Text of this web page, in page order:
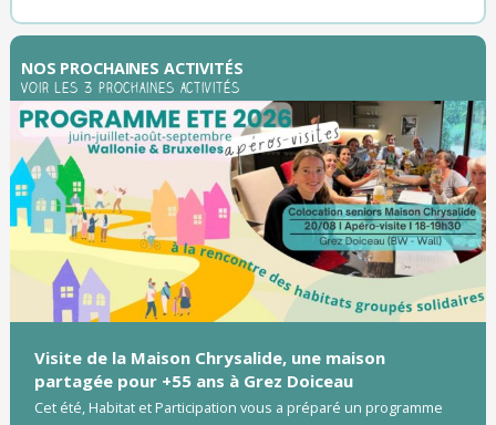
NOS PROCHAINES ACTIVITÉS
Voir les 3 prochaines activités
Visite de la Maison Chrysalide, une maison
partagée pour +55 ans à Grez Doiceau
Cet été, Habitat et Participation vous a préparé un programme